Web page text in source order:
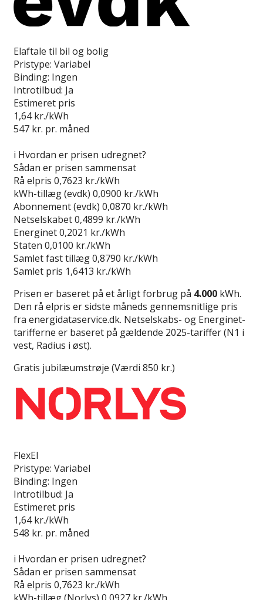
Elaftale til bil og bolig
Pristype: Variabel
Binding: Ingen
Introtilbud: Ja
Estimeret pris
1,64 kr./kWh
547 kr. pr. måned
i Hvordan er prisen udregnet?
Sådan er prisen sammensat
Rå elpris 0,7623 kr./kWh
kWh-tillæg (evdk) 0,0900 kr./kWh
Abonnement (evdk) 0,0870 kr./kWh
Netselskabet0,4899 kr./kWh
Energinet0,2021 kr./kWh
Staten 0,0100 kr./kWh
Samlet fast tillæg0,8790 kr./kWh
Samlet pris 1,6413 kr./kWh
Prisen er baseret på et årligt forbrug på 4.000 kWh.
Den rå elpris er sidste måneds gennemsnitlige pris
fra energidataservice.dk. Netselskabs- og Energinet-
tarifferne er baseret på gældende 2025-tariffer (N1 i
vest, Radius i øst).
Gratis jubilæumstrøje (Værdi 850 kr.)
FlexEl
Pristype: Variabel
Binding: Ingen
Introtilbud: Ja
Estimeret pris
1,64 kr./kWh
548 kr. pr. måned
i Hvordan er prisen udregnet?
Sådan er prisen sammensat
Rå elpris 0,7623 kr./kWh